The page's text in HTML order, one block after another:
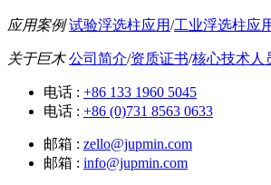
应用案例 试验浮选柱应用/工业浮选柱应
关于巨木 公司简介/资质证书/核心技术人
电话 : +86 133 1960 5045
电话 : +86 (0)731 8563 0633
邮箱 : zello@jupmin.com
邮箱 : info@jupmin.com